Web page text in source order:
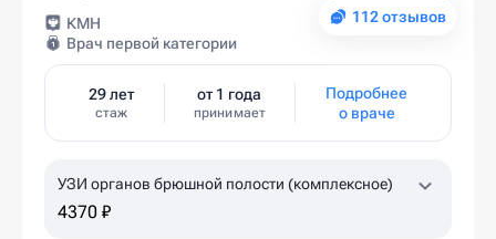
112 отзывов
КМН
Врач первой категории
29 лет
стаж
от 1 года
принимает
Подробнее
о враче
УЗИ органов брюшной полости (комплексное)
4370 ₽